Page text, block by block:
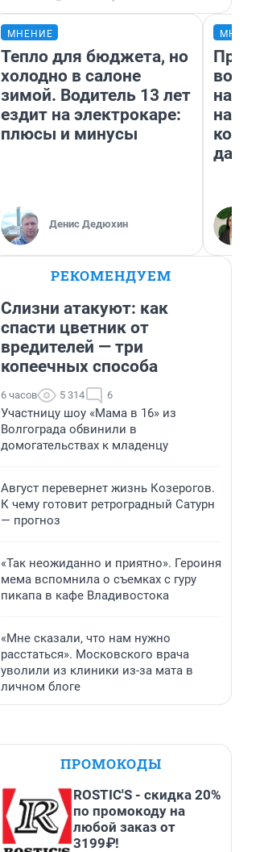
МНЕНИЕ
Тепло для бюджета, но
холодно в салоне
зимой. Водитель 13 лет
ездит на электрокаре:
плюсы и минусы
Денис Дедюхин
нам
даже
РЕКОМЕНДУЕМ
Слизни атакуют: как
спасти цветник от
вредителей — три
копеечных способа
6 часов 5 314 6
Участницу шоу «Мама в 16» из
Волгограда обвинили в
домогательствах к младенцу
Август перевернет жизнь Козерогов.
К чему готовит ретроградный Сатурн
— прогноз
«Так неожиданно и приятно». Героиня
мема вспомнила о съемках с гуру
пикапа в кафе Владивостока
«Мне сказали, что нам нужно
расстаться». Московского врача
уволили из клиники из-за мата в
личном блоге
ПРОМОКОДЫ
ROSTIC'S - скидка 20%
по промокоду на
любой заказ от
3199₽!